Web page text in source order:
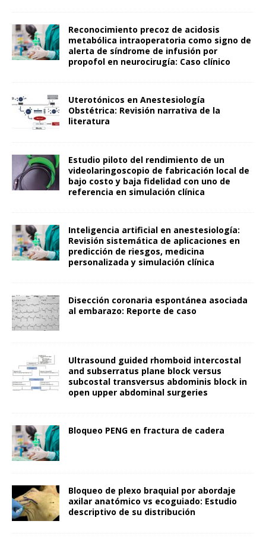
Reconocimiento precoz de acidosis
metabólica intraoperatoria como signo de
alerta de síndrome de infusión por
propofol en neurocirugía: Caso clínico
Uterotónicos en Anestesiología
Obstétrica: Revisión narrativa de la
literatura
Estudio piloto del rendimiento de un
videolaringoscopio de fabricación local de
bajo costo y baja fidelidad con uno de
referencia en simulación clínica
Inteligencia artificial en anestesiología:
Revisión sistemática de aplicaciones en
predicción de riesgos, medicina
personalizada y simulación clínica
Disección coronaria espontánea asociada
al embarazo: Reporte de caso
Ultrasound guided rhomboid intercostal
and subserratus plane block versus
subcostal transversus abdominis block in
open upper abdominal surgeries
Bloqueo PENG en fractura de cadera
Bloqueo de plexo braquial por abordaje
axilar anatómico vs ecoguiado: Estudio
descriptivo de su distribución